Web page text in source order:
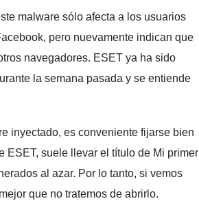
malware sólo afecta a los usuarios
pero nuevamente indican que
navegadores. ESET ya ha sido
la semana pasada y se entiende
inyectado, es conveniente fijarse bien
ESET, suele llevar el título de Mi primer
al azar. Por lo tanto, si vemos
que no tratemos de abrirlo.